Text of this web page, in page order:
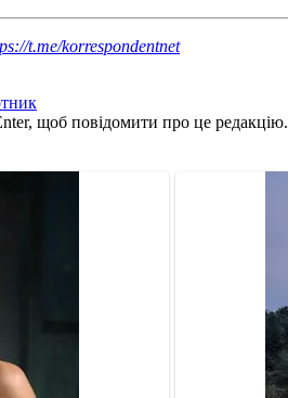
t.me/korrespondentnet
щоб повідомити про це редакцію.